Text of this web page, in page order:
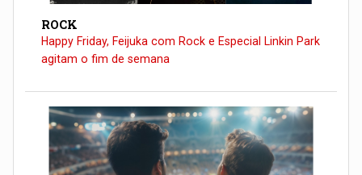
ROCK
Happy Friday, Feijuka com Rock e Especial Linkin Park
agitam o fim de semana